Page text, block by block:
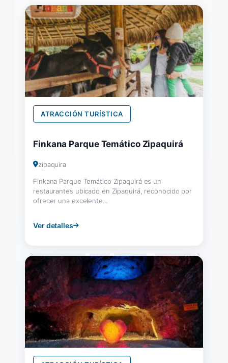
ATRACCIÓN TURÍSTICA
Finkana Parque Temático Zipaquirá
zipaquira
Finkana Parque Temático Zipaquirá es un
restaurantes ubicado en Zipaquirá, reconocido por
ofrecer una excelente...
Ver detalles